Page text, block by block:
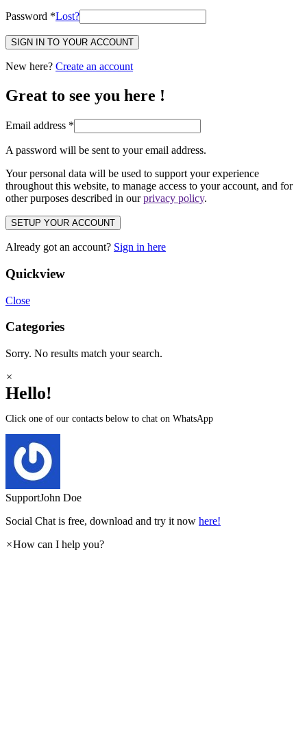
Password *Lost?
SIGN IN TO YOUR ACCOUNT
New here? Create an account
Great to see you here !
Email address *
A password will be sent to your email address.
Your personal data will be used to support your experience
throughout this website, to manage access to your account, and for
other purposes described in ourprivacy policy.
SETUP YOUR ACCOUNT
Already got an account? Sign in here
Quickview
Close
Categories
Sorry. No results match your search.
×
Hello!
Click one of our contacts below to chat on WhatsApp
SupportJohn Doe
Social Chat is free, download and try it now here!
×How can I help you?